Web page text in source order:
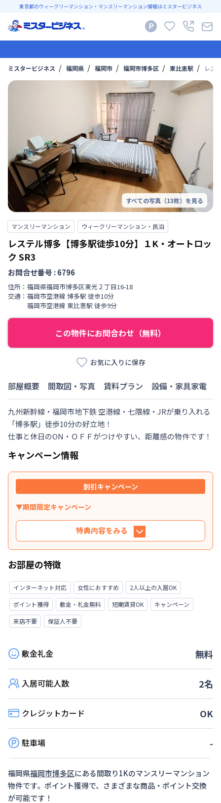
東京都のウィークリーマンション・マンスリーマンション情報はミスタービジネス
ミスタービジネス 福岡県 福岡市 福岡市博多区 東比恵駅 レス
すべての写真（13枚）を見る
マンスリーマンション ウィークリーマンション・民泊
レステル博多【博多駅徒歩10分】１K・オートロッ
ク SR3
お問合せ番号 :6796
住所： 福岡県福岡市博多区東光 ２丁目16-18
交通： 福岡市空港線 博多駅 徒歩10分
福岡市空港線 東比恵駅 徒歩9分
この物件にお問合わせ（無料）
お気に入りに保存
部屋概要 間取図・写真 賃料プラン 設備・家具家電
九州新幹線・福岡市地下鉄 空港線・七隈線・JRが乗り入れる
「博多駅」徒歩10分の好立地！
仕事と休日のON・ＯＦＦがつけやすい、距離感の物件です！
キャンペーン情報
割引キャンペーン
▼期間限定キャンペーン
特典内容をみる
特典内容
介いたします。※条件に合致しない場合、別途御
見積書にてご提示いたします。
利用条件
用日数が20日以上・利用開始日が「受付日の翌日
から起算して７日以内」
対象期間
▶予定数に達し次第、予告なく終了します。
お部屋の特徴
インターネット対応 女性におすすめ
2人以上の入居OK
ポイント獲得
敷金・礼金無料 短期賃貸OK
キャンペーン
来店不要
保証人不要
敷金礼金 無料
入居可能人数 2名
クレジットカード OK
駐車場 -
福岡県福岡市博多区にある間取り1Kのマンスリーマンション
物件です。ポイント獲得で、さまざまな商品・ポイント交換
が可能です！